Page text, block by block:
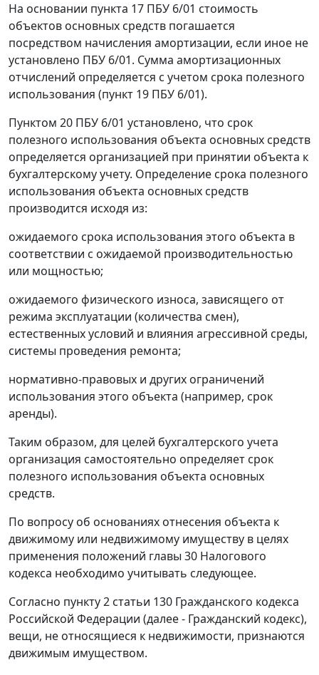
На основании пункта 17 ПБУ 6/01 стоимость
объектов основных средств погашается
посредством начисления амортизации, если иное не
установлено ПБУ 6/01. Сумма амортизационных
отчислений определяется с учетом срока полезного
использования (пункт 19 ПБУ 6/01).
Пунктом 20 ПБУ 6/01 установлено, что срок
полезного использования объекта основных средств
определяется организацией при принятии объекта к
бухгалтерскому учету. Определение срока полезного
использования объекта основных средств
производится исходя из:
ожидаемого срока использования этого объекта в
соответствии с ожидаемой производительностью
или мощностью;
ожидаемого физического износа, зависящего от
режима эксплуатации (количества смен),
естественных условий и влияния агрессивной среды,
системы проведения ремонта;
нормативно-правовых и других ограничений
использования этого объекта (например, срок
аренды).
Таким образом, для целей бухгалтерского учета
организация самостоятельно определяет срок
полезного использования объекта основных
средств.
По вопросу об основаниях отнесения объекта к
движимому или недвижимому имуществу в целях
применения положений главы 30 Налогового
кодекса необходимо учитывать следующее.
Согласно пункту 2 статьи 130 Гражданского кодекса
Российской Федерации (далее - Гражданский кодекс),
вещи, не относящиеся к недвижимости, признаются
движимым имуществом.